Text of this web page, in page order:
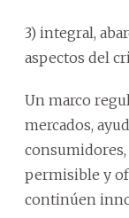
3) integral,
aspectos del
Un marco
mercados,
permisible y
continúen